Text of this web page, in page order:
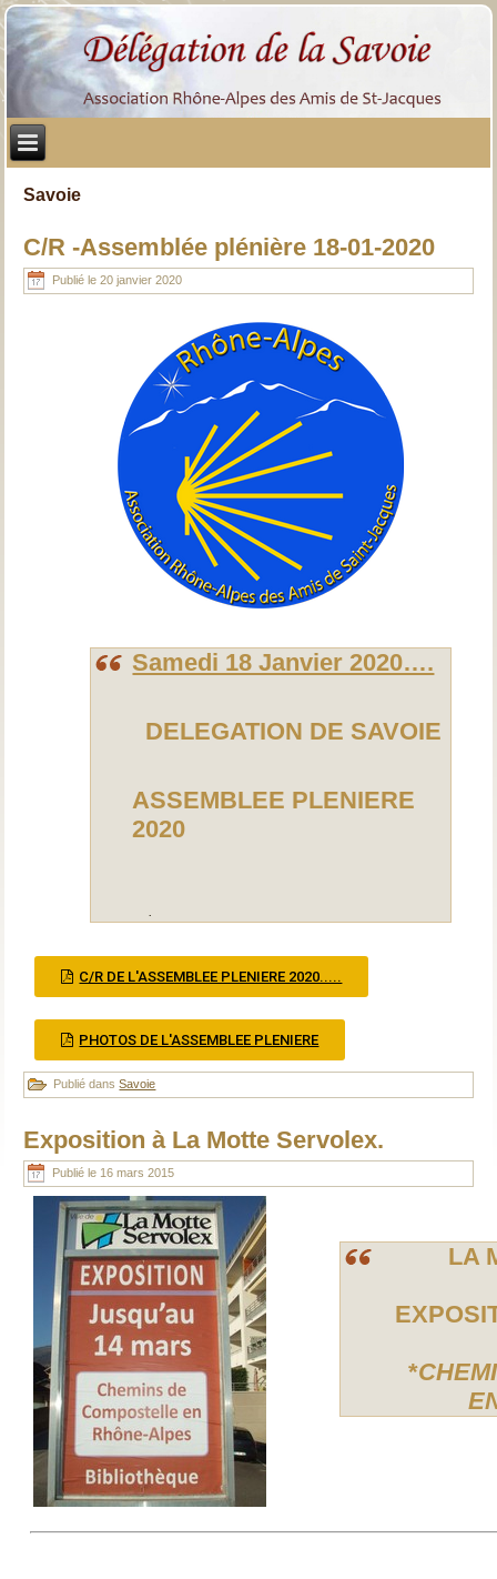
Savoie
C/R -Assemblée plénière 18-01-2020
Publié le 20 janvier 2020
Samedi 18 Janvier 2020….
DELEGATION DE SAVOIE
ASSEMBLEE PLENIERE
2020
.
C/R DE L'ASSEMBLEE PLENIERE 2020.....
PHOTOS DE L'ASSEMBLEE PLENIERE
Publié dans Savoie
Exposition à La Motte Servolex.
Publié le 16 mars 2015
LA
*
EN